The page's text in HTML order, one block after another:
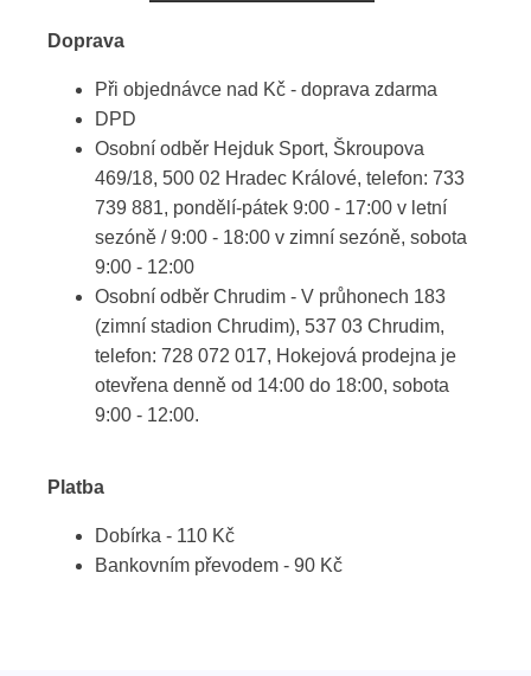
Doprava
Při objednávce nad Kč - doprava zdarma
DPD
Osobní odběr Hejduk Sport, Škroupova
469/18, 500 02 Hradec Králové, telefon: 733
739 881, pondělí-pátek 9:00 - 17:00 v letní
sezóně / 9:00 - 18:00 v zimní sezóně, sobota
9:00 - 12:00
Osobní odběr Chrudim - V průhonech 183
(zimní stadion Chrudim), 537 03 Chrudim,
telefon: 728 072 017, Hokejová prodejna je
otevřena denně od 14:00 do 18:00, sobota
9:00 - 12:00.
Platba
Dobírka - 110 Kč
Bankovním převodem - 90 Kč